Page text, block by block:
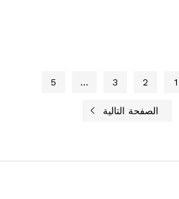
1
2
3
…
5
الصفحة التالية